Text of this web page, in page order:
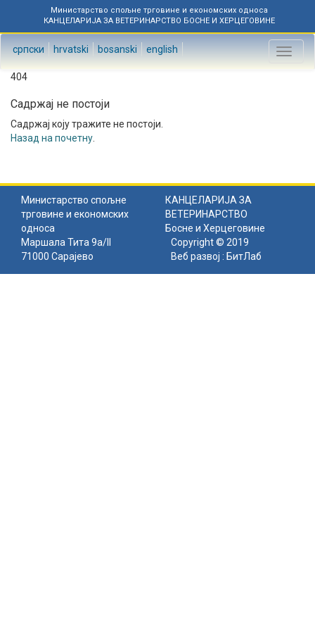
Министарство спољне трговине и економских односа
КАНЦЕЛАРИЈА ЗА ВЕТЕРИНАРСТВО БОСНЕ И ХЕРЦЕГОВИНЕ
српски hrvatski bosanski english
Toggle
404
Садржај не постоји
Садржај коју тражите не постоји.
Назад на почетну
Министарство спољне
трговине и економских
односа
КАНЦЕЛАРИЈА ЗА
ВЕТЕРИНАРСТВО
Босне и Херцеговине
Маршала Тита 9а/II
71000 Сарајево
Copyright © 2019
Веб развој : БитЛаб